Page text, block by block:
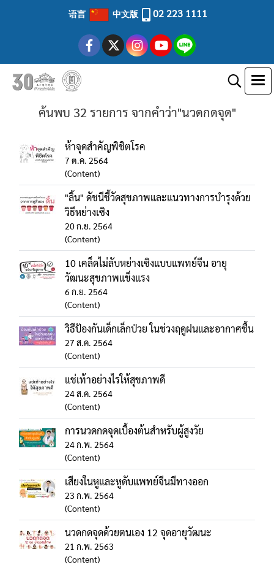
语言 中文版 02 223 1111
ค้นพบ 32 รายการ จากคำว่า"นวดกดจุด"
ห้าจุดสำคัญพิชิตโรค
7 ต.ค. 2564
(Content)
"ลิ้น" ดัชนีชี้วัดสุขภาพและแนวทางการบำรุงด้วย
วิธีหย่างเซิง
20 ก.ย. 2564
(Content)
10 เคล็ดไม่ลับหย่างเซิงแบบแพทย์จีน อายุ
วัฒนะสุขภาพแข็งแรง
6 ก.ย. 2564
(Content)
วิธีป้องกันเด็กเล็กป่วย ในช่วงฤดูฝนและอากาศชื้น
27 ส.ค. 2564
(Content)
แช่เท้าอย่างไรให้สุขภาพดี
24 ส.ค. 2564
(Content)
การนวดกดจุดเบื้องต้นสำหรับผู้สูงวัย
24 ก.พ. 2564
(Content)
เสียงในหูและหูดับแพทย์จีนมีทางออก
23 ก.พ. 2564
(Content)
นวดกดจุดด้วยตนเอง 12 จุดอายุวัฒนะ
21 ก.พ. 2563
(Content)